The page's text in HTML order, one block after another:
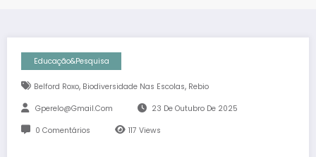
Educação&Pesquisa
Belford Roxo, Biodiversidade Nas Escolas, Rebio
Gperelo@gmail.com 23 De Outubro De 2025
0 Comentários 117 Views